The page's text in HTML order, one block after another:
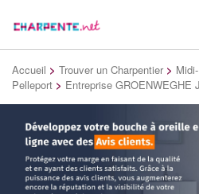
Accueil > Trouver un Charpentier >
Pelleport > Entreprise GROENWEGHE